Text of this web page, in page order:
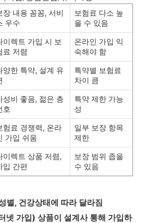
장 내용 꼼꼼, 서비
우수
보험료 다소 높
을 수 있음
이렉트 가입 시 보
료 저렴
온라인 가입 익
숙해야 함
양한 특약, 설계 유
특약별 보험료
차이 큼
성비 좋음, 젊은 층
호
특약 제한 가능
성
험료 경쟁력, 온라
가입 쉬움
일부 보장 항목
제한
이렉트 상품 저렴,
입 간편
보장 범위 좁을
수 있음
별, 건강상태에 따라 달라짐
넷 가입) 상품이 설계사 통해 가입하